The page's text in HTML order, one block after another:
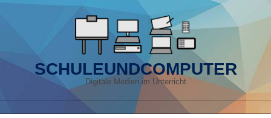
SCHULEUNDCOMPUTER
Digitale Medien im Unterricht